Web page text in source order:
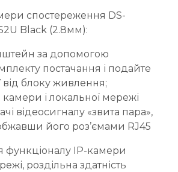
спостереження DS-
Black (2.8мм):
за допомогою
постачання і подайте
блоку живлення;
камери і локальної мережі
відеосигналу «звита пара»,
його роз’ємами RJ45
функціоналу IP-камери
роздільна здатність